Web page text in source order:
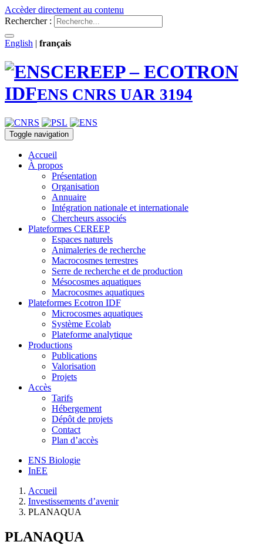
Accèder directement au contenu
Rechercher :
English | français
CEREEP – ECOTRON
IDFENS CNRS UAR 3194
Toggle navigation
Accueil
À propos
Présentation
Organisation
Annuaire
Intégration nationale et internationale
Chercheurs associés
Plateformes CEREEP
Espaces naturels
Animaleries de recherche
Macrocosmes terrestres
Serre de recherche et de production
Mésocosmes aquatiques
Macrocosmes aquatiques
Plateformes Ecotron IDF
Microcosmes aquatiques
Système Ecolab
Plateforme analytique
Productions
Publications
Valorisation
Projets
Accès
Tarifs
Hébergement
Dépôt de projets
Contact
Plan d’accès
ENS Biologie
InEE
Accueil
Investissements d’avenir
PLANAQUA
PLANAQUA